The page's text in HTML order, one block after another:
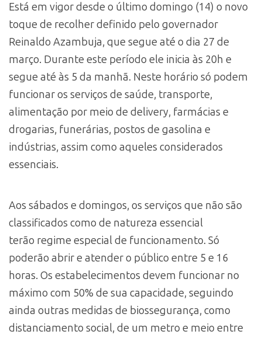
Está em vigor desde o último domingo (14) o novo
toque de recolher definido pelo governador
Reinaldo Azambuja, que segue até o dia 27 de
março. Durante este período ele inicia às 20h e
segue até às 5 da manhã. Neste horário só podem
funcionar os serviços de saúde, transporte,
alimentação por meio de delivery, farmácias e
drogarias, funerárias, postos de gasolina e
indústrias, assim como aqueles considerados
essenciais.
Aos sábados e domingos, os serviços que não são
classificados como de natureza essencial
terão regime especial de funcionamento. Só
poderão abrir e atender o público entre 5 e 16
horas. Os estabelecimentos devem funcionar no
máximo com 50% de sua capacidade, seguindo
ainda outras medidas de biossegurança, como
distanciamento social, de um metro e meio entre